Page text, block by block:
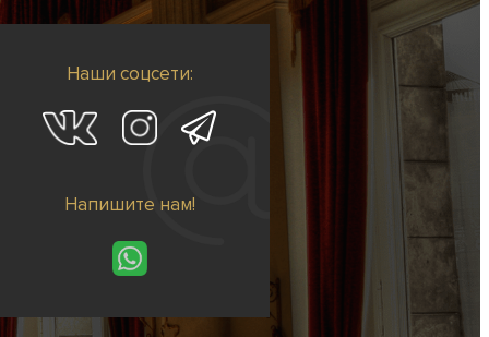
Наши соцсети:
Напишите нам!